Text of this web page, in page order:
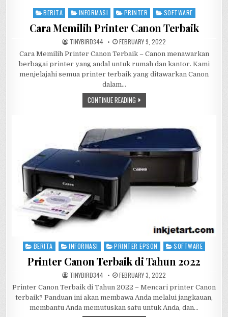
PRINT
HEAD
SECARA
MANUAL
EPSON
WF
2750
Posted
in
BERITA INFORMASI PRINTER SOFTWARE
Cara Memilih Printer Canon Terbaik
AUTHOR:
TINYBIRD344 PUBLISHED
DATE:
FEBRUARY 9, 2022
Cara Memilih Printer Canon Terbaik – Canon menawarkan
berbagai printer yang andal untuk rumah dan kantor. Kami
menjelajahi semua printer terbaik yang ditawarkan Canon
dalam…
CONTINUE READINGCARA
MEMILIH
TERBAIK
Posted
in
BERITA INFORMASI PRINTER EPSON SOFTWARE
Printer Canon Terbaik di Tahun 2022
AUTHOR:
TINYBIRD344 PUBLISHED
DATE:
FEBRUARY 3, 2022
Printer Canon Terbaik di Tahun 2022 – Mencari printer Canon
terbaik? Panduan ini akan membawa Anda melalui jangkauan,
membantu Anda memutuskan satu untuk Anda, dan…